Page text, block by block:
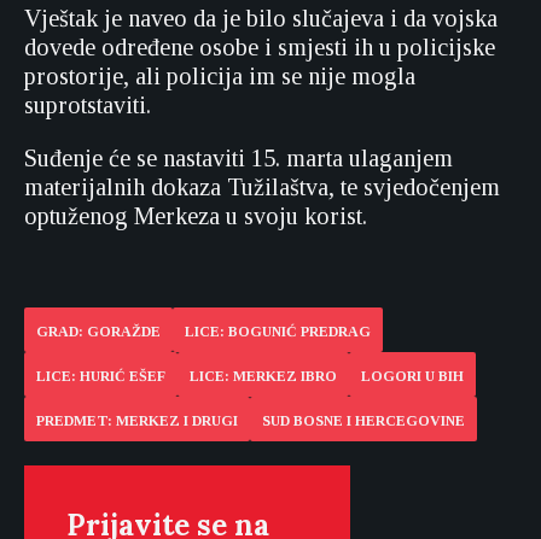
Vještak je naveo da je bilo slučajeva i da vojska
dovede određene osobe i smjesti ih u policijske
prostorije, ali policija im se nije mogla
suprotstaviti.
Suđenje će se nastaviti 15. marta ulaganjem
materijalnih dokaza Tužilaštva, te svjedočenjem
optuženog Merkeza u svoju korist.
GRAD: GORAŽDE LICE: BOGUNIĆ PREDRAG
LICE: HURIĆ EŠEF LICE: MERKEZ IBRO LOGORI U BIH
PREDMET: MERKEZ I DRUGI SUD BOSNE I HERCEGOVINE
Prijavite se na